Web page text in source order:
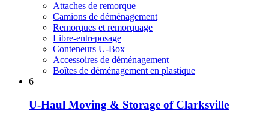
Attaches de remorque
Camions de déménagement
Remorques et remorquage
Libre-entreposage
Conteneurs U-Box
Accessoires de déménagement
Boîtes de déménagement en plastique
6
U-Haul Moving & Storage of Clarksville